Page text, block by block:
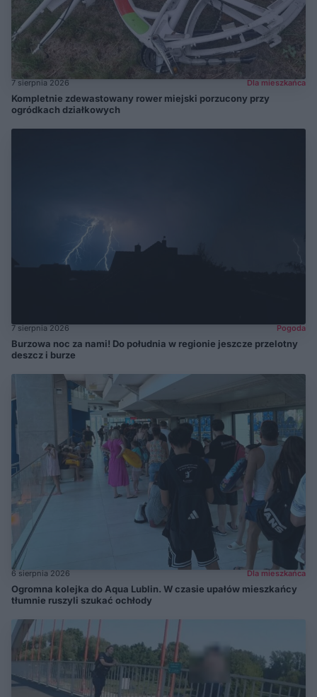
7 sierpnia 2026 Dla mieszkańca
Kompletnie zdewastowany rower miejski porzucony przy
ogródkach działkowych
7 sierpnia 2026 Pogoda
Burzowa noc za nami! Do południa w regionie jeszcze przelotny
deszcz i burze
6 sierpnia 2026 Dla mieszkańca
Ogromna kolejka do Aqua Lublin. W czasie upałów mieszkańcy
tłumnie ruszyli szukać ochłody